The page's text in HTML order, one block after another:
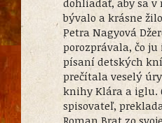
dohliadať, aby sa v
bývalo a krásne
Petra Nagyová
porozprávala, čo
písaní detských
prečítala veselý
knihy Klára a iglu.
spisovateľ,